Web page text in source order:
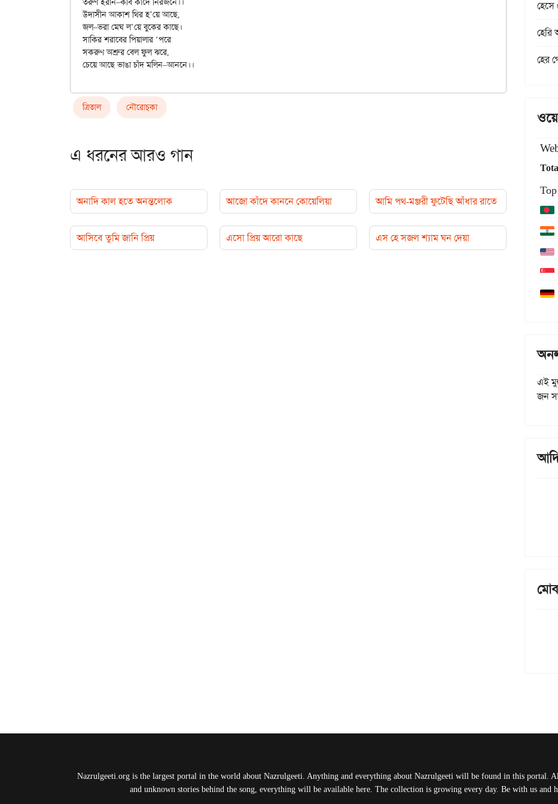
উদাসীন আকাশ থির হ’য়ে আছে,
জল–ভরা মেঘ ল’য়ে বুকের কাছে।
সাকির শরাবের পিয়ালার ‘পরে
সকরুণ অশ্রুর বেল ফুল ঝরে,
ত্রিতাল নৌরোচ্‌কা
এ ধরনের আরও গান
অনাদি কাল হতে অনন্তলোক আজো কাঁদে কাননে কোয়েলিয়া আমি পথ-মঞ্জরী ফুটেছি আঁধার রাতে
আসিবে তুমি জানি প্রিয় এসো প্রিয় আরো কাছে এস হে সজল শ্যাম ঘন দেয়া
হেসে
হের
এই
জন
Nazrulgeeti.org is the largest portal in the world about Nazrulgeeti. Anything and everything about Nazrulgeeti will be found in this portal.
and unknown stories behind the song, everything will be available here. The collection is growing every day. Be with us and